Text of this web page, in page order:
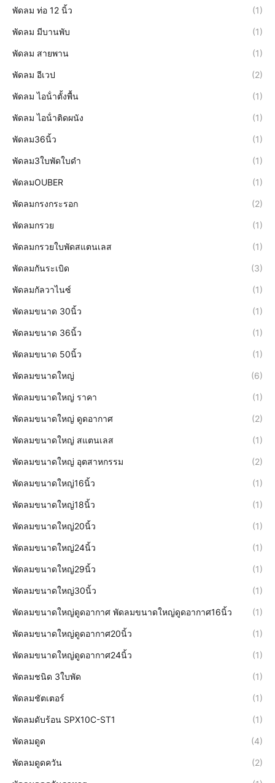
พัดลม ท่อ 12 นิ้ว (1)
พัดลม มีบานพับ (1)
พัดลม สายพาน (1)
พัดลม อีเวป (2)
พัดลม ไอน้ําตั้งพื้น (1)
พัดลม ไอน้ําติดผนัง (1)
พัดลม36นิ้ว (1)
พัดลม3ใบพัดใบดำ (1)
พัดลมOUBER (1)
พัดลมกรงกระรอก (2)
พัดลมกรวย (1)
พัดลมกรวยใบพัดสแตนเลส (1)
พัดลมกันระเบิด (3)
พัดลมกัลวาไนซ์ (1)
พัดลมขนาด 30นิ้ว (1)
พัดลมขนาด 36นิ้ว (1)
พัดลมขนาด 50นิ้ว (1)
พัดลมขนาดใหญ่ (6)
พัดลมขนาดใหญ่ ราคา (1)
พัดลมขนาดใหญ่ ดูดอากาศ (2)
พัดลมขนาดใหญ่ สแตนเลส (1)
พัดลมขนาดใหญ่ อุตสาหกรรม (2)
พัดลมขนาดใหญ่16นิ้ว (1)
พัดลมขนาดใหญ่18นิ้ว (1)
พัดลมขนาดใหญ่20นิ้ว (1)
พัดลมขนาดใหญ่24นิ้ว (1)
พัดลมขนาดใหญ่29นิ้ว (1)
พัดลมขนาดใหญ่30นิ้ว (1)
พัดลมขนาดใหญ่ดูดอากาศ พัดลมขนาดใหญ่ดูดอากาศ16นิ้ว (1)
พัดลมขนาดใหญ่ดูดอากาศ20นิ้ว (1)
พัดลมขนาดใหญ่ดูดอากาศ24นิ้ว (1)
พัดลมชนิด 3ใบพัด (1)
พัดลมชัตเตอร์ (1)
พัดลมดับร้อน SPX10C-ST1 (1)
พัดลมดูด (4)
พัดลมดูดควัน (2)